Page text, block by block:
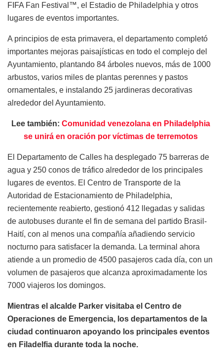
FIFA Fan Festival™, el Estadio de Philadelphia y otros
lugares de eventos importantes.
A principios de esta primavera, el departamento completó
importantes mejoras paisajísticas en todo el complejo del
Ayuntamiento, plantando 84 árboles nuevos, más de 1000
arbustos, varios miles de plantas perennes y pastos
ornamentales, e instalando 25 jardineras decorativas
alrededor del Ayuntamiento.
Lee también: Comunidad venezolana en Philadelphia
se unirá en oración por víctimas de terremotos
El Departamento de Calles ha desplegado 75 barreras de
agua y 250 conos de tráfico alrededor de los principales
lugares de eventos. El Centro de Transporte de la
Autoridad de Estacionamiento de Philadelphia,
recientemente reabierto, gestionó 412 llegadas y salidas
de autobuses durante el fin de semana del partido Brasil-
Haití, con al menos una compañía añadiendo servicio
nocturno para satisfacer la demanda. La terminal ahora
atiende a un promedio de 4500 pasajeros cada día, con un
volumen de pasajeros que alcanza aproximadamente los
7000 viajeros los domingos.
Mientras el alcalde Parker visitaba el Centro de
Operaciones de Emergencia, los departamentos de la
ciudad continuaron apoyando los principales eventos
en Filadelfia durante toda la noche.